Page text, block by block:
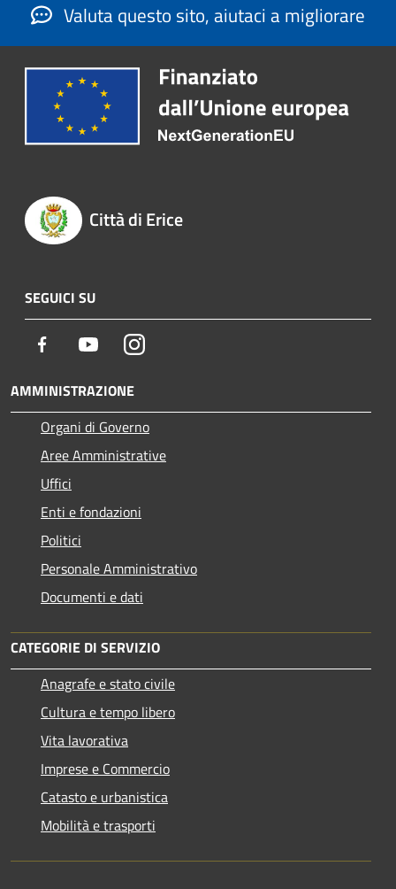
Valuta questo sito, aiutaci a migliorare
Città di Erice
SEGUICI SU
Facebook YoutubeInstagram
AMMINISTRAZIONE
Organi di Governo
Aree Amministrative
Uffici
Enti e fondazioni
Politici
Personale Amministrativo
Documenti e dati
CATEGORIE DI SERVIZIO
Anagrafe e stato civile
Cultura e tempo libero
Vita lavorativa
Imprese e Commercio
Catasto e urbanistica
Mobilità e trasporti